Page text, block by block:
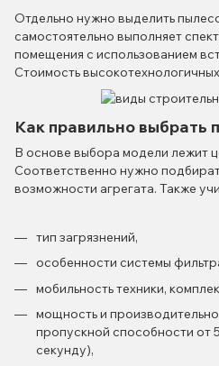
Отдельно нужно выделить
самостоятельно выполняет
помещения с использованием
Стоимость
Как правильно выбрать
В основе выбора модели лежит
Соответственно нужно
возможности агрегата. Также
тип загрязнений,
особенности системы
мобильность техники,
мощность и
пропускной способности от
секунду),